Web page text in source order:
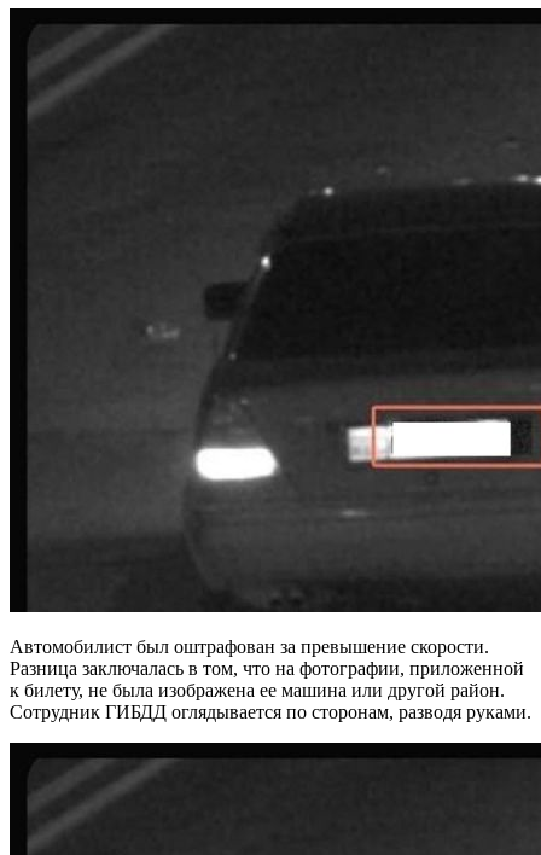
Автомобилист был оштрафован за превышение скорости.
Разница заключалась в том, что на фотографии, приложенной
к билету, не была изображена ее машина или другой район.
Сотрудник ГИБДД оглядывается по сторонам, разводя руками.